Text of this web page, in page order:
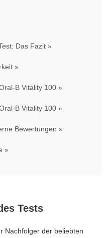
Das Fazit
B Vitality 100
B Vitality 100
Bewertungen
Tests
Nachfolger der beliebten